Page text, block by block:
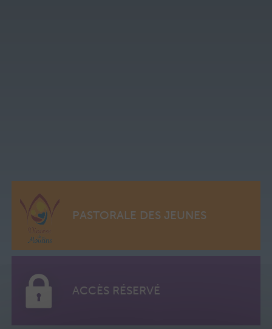
PASTORALE DES JEUNES
ACCÈS RÉSERVÉ